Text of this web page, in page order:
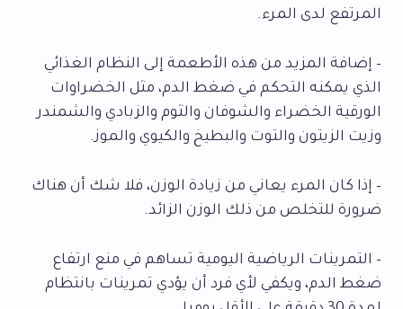
المرتفع لدى المرء.
– إضافة المزيد من هذه الأطعمة إلى النظام الغذائي
الذي يمكنه التحكم في ضغط الدم، مثل الخضراوات
الورقية الخضراء والشوفان والثوم والزبادي والشمندر
وزيت الزيتون والتوت والبطيخ والكيوي والموز.
– إذا كان المرء يعاني من زيادة الوزن، فلا شك أن هناك
ضرورة للتخلص من ذلك الوزن الزائد.
– التمرينات الرياضية اليومية تساهم في منع ارتفاع
ضغط الدم، ويكفي لأي فرد أن يؤدي تمرينات بانتظام